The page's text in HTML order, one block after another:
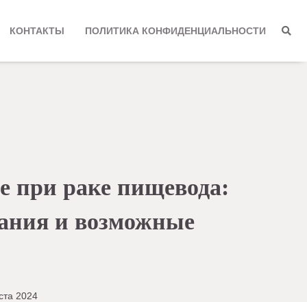
КОНТАКТЫ ПОЛИТИКА КОНФИДЕНЦИАЛЬНОСТИ
при раке пищевода:
и возможные
2024